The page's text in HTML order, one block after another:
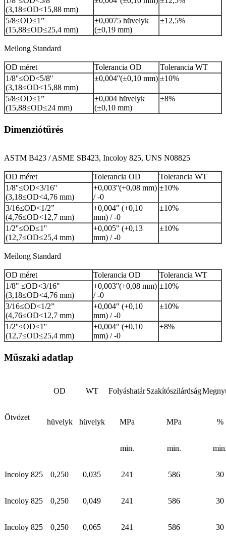
(3,18≤OD<15,88 mm)
5/8≤OD≤1”
(15,88≤OD≤25,4 mm)
±0,0075 hüvelyk
(±0,19 mm)
±12,5%
Meilong Standard
OD méret Tolerancia OD
Tolerancia WT
1/8''≤OD<5/8''
(3,18≤OD<15,88 mm)
±0,004''(±0,10 mm) ±10%
5/8≤OD≤1”
(15,88≤OD≤24 mm)
±0,004 hüvelyk
(±0,10 mm)
±8%
Dimenziótűrés
ASTM B423 / ASME SB423, Incoloy 825, UNS N08825
OD méret Tolerancia OD
Tolerancia WT
1/8''≤OD<3/16''
(3,18≤OD<4,76 mm)
+0,003''(+0,08 mm)
/ -0
±10%
3/16≤OD<1/2”
(4,76≤OD<12,7 mm)
+0,004" (+0,10
mm) / -0
±10%
1/2''≤OD≤1''
(12,7≤OD≤25,4 mm)
+0,005" (+0,13
mm) / -0
±10%
Meilong Standard
OD méret Tolerancia OD
Tolerancia WT
1/8" ≤OD<3/16"
(3,18≤OD<4,76 mm)
+0,003''(+0,08 mm)
/ -0
±10%
3/16≤OD<1/2”
(4,76≤OD<12,7 mm)
+0,004" (+0,10
mm) / -0
±10%
1/2''≤OD≤1''
(12,7≤OD≤25,4 mm)
+0,004" (+0,10
mm) / -0
±8%
Műszaki adatlap
Ötvözet
OD WT FolyáshatárSzakítószilárdság
hüvelyk hüvelyk MPa MPa %
min. min.
Incoloy 825 0,250 0,035 241 586 30
Incoloy 825 0,250 0,049 241 586 30
Incoloy 825 0,250 0,065 241 586 30